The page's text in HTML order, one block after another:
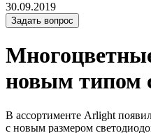
30.09.2019
Задать вопрос
новым типом
В ассортименте Arlight
с новым размером